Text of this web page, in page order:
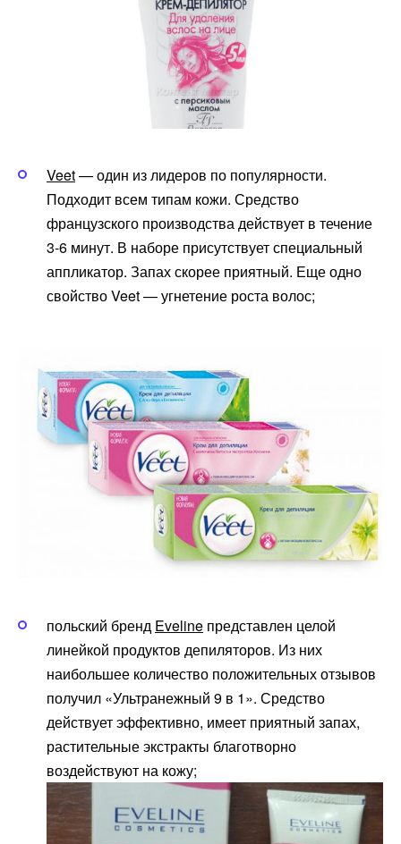
Veet— один из лидеров по популярности.
Подходит всем типам кожи. Средство
французского производства действует в течение
3-6 минут. В наборе присутствует специальный
аппликатор. Запах скорее приятный. Еще одно
свойство Veet — угнетение роста волос;
польский бренд Eveline представлен целой
линейкой продуктов депиляторов. Из них
наибольшее количество положительных отзывов
получил «Ультранежный 9 в 1». Средство
действует эффективно, имеет приятный запах,
растительные экстракты благотворно
воздействуют на кожу;